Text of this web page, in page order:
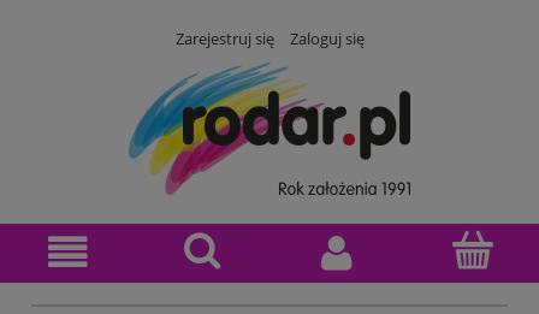
Zarejestruj się Zaloguj się